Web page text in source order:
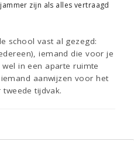
zijn als alles vertraagd
school vast al gezegd:
iemand die voor je
in een aparte ruimte
aanwijzen voor het
tijdvak.